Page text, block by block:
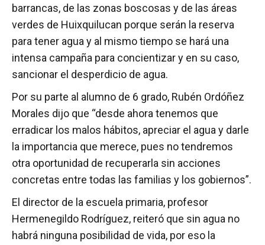
barrancas, de las zonas boscosas y de las áreas
verdes de Huixquilucan porque serán la reserva
para tener agua y al mismo tiempo se hará una
intensa campaña para concientizar y en su caso,
sancionar el desperdicio de agua.
Por su parte al alumno de 6 grado, Rubén Ordóñez
Morales dijo que “desde ahora tenemos que
erradicar los malos hábitos, apreciar el agua y darle
la importancia que merece, pues no tendremos
otra oportunidad de recuperarla sin acciones
concretas entre todas las familias y los gobiernos”.
El director de la escuela primaria, profesor
Hermenegildo Rodríguez, reiteró que sin agua no
habrá ninguna posibilidad de vida, por eso la